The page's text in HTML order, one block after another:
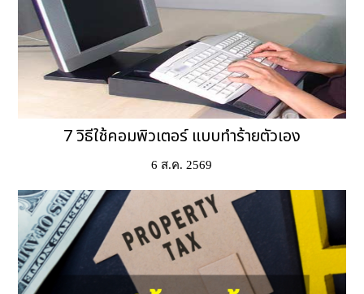
7 วิธีใช้คอมพิวเตอร์ แบบทำร้ายตัวเอง
6 ส.ค. 2569